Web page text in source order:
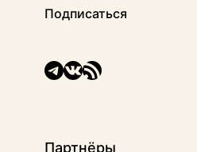
Подписаться
Telegram ВКонтакте RSS-лента
Партнёры